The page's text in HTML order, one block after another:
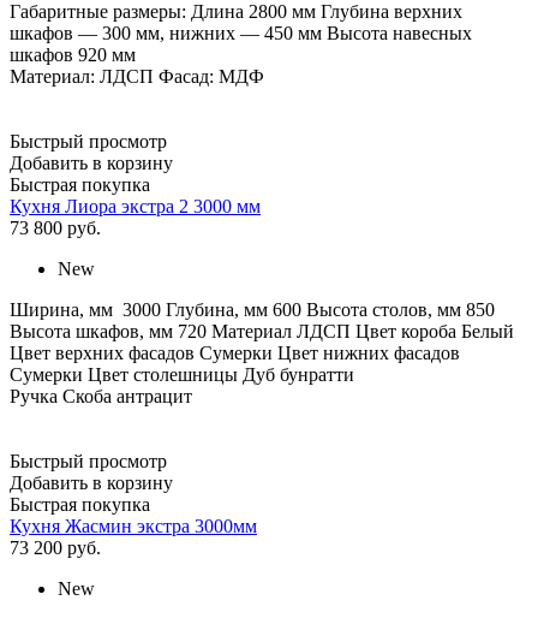
Габаритные размеры: Длина 2800 мм Глубина верхних
шкафов — 300 мм, нижних — 450 мм Высота навесных
шкафов 920 мм
Материал: ЛДСП Фасад: МДФ
Быстрый просмотр
Добавить в корзину
Быстрая покупка
Кухня Лиора экстра 2 3000 мм
73 800 руб.
New
Ширина, мм 3000 Глубина, мм 600 Высота столов, мм 850
Высота шкафов, мм 720 Материал ЛДСП Цвет короба Белый
Цвет верхних фасадов Сумерки Цвет нижних фасадов
Сумерки Цвет столешницы Дуб бунратти
Ручка Скоба антрацит
Быстрый просмотр
Добавить в корзину
Быстрая покупка
Кухня Жасмин экстра 3000мм
73 200 руб.
New